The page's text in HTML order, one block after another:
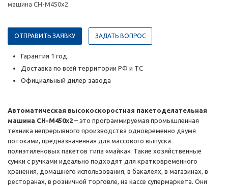
машина CH-M450x2
ОТПРАВИТЬ ЗАЯВКУ ЗАДАТЬ ВОПРОС
Гарантия 1 год
Доставка по всей территории РФ и ТС
Официальный дилер завода
Автоматическая высокоскоростная пакетоделательная
машина CH-M450x2 – это программируемая промышленная
техника непрерывного производства одновременно двумя
потоками, предназначенная для массового выпуска
полиэтиленовых пакетов типа «майка». Такие хозяйственные
сумки с ручками идеально подходят для кратковременного
хранения, домашнего использования, в бакалеях, в магазинах, в
ресторанах, в розничной торговле, на кассе супермаркета. Они